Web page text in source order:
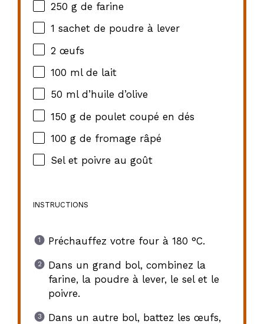
250 g de farine
1 sachet de poudre à lever
2 œufs
100 ml de lait
50 ml d’huile d’olive
150 g de poulet coupé en dés
100 g de fromage râpé
Sel et poivre au goût
INSTRUCTIONS
Préchauffez votre four à 180 °C.
Dans un grand bol, combinez la
farine, la poudre à lever, le sel et le
poivre.
Dans un autre bol, battez les œufs,